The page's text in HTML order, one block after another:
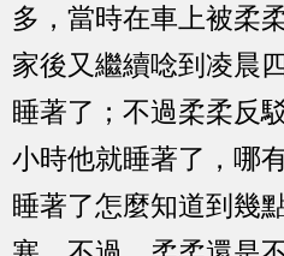
多，當時在車上被柔
家後又繼續唸到凌晨
睡著了；不過柔柔反
小時他就睡著了，哪
睡著了怎麼知道到幾